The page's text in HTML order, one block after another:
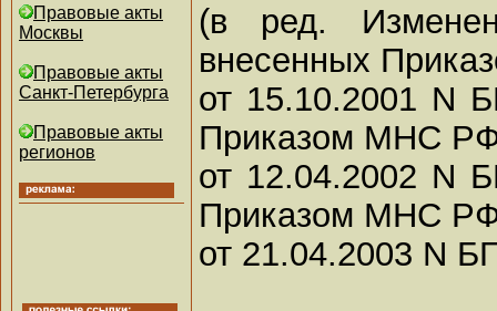
Правовые акты
Москвы
Правовые акты
Санкт-Петербурга
Правовые акты
регионов
(в ред.
внесенных
от 15.10.2001 N
Приказом МНС
от 12.04.2002 N
Приказом МНС
от 21.04.2003 N